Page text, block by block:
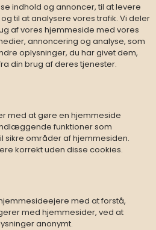
indhold og annoncer, til at levere
til at analysere vores trafik. Vi deler
af vores hjemmeside med vores
annoncering og analyse, som
oplysninger, du har givet dem,
din brug af deres tjenester.
med at gøre en hjemmeside
funktioner som
sikre områder af hjemmesiden.
korrekt uden disse cookies.
med at forstå,
med hjemmesider, ved at
anonymt.